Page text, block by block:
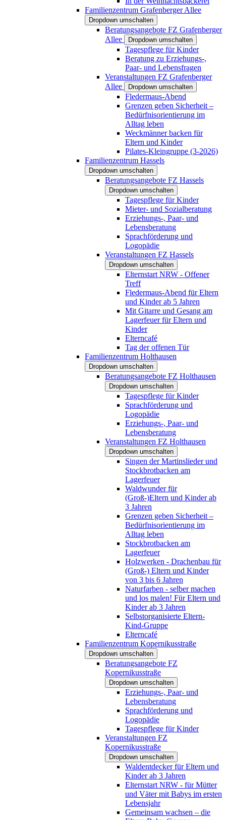
Familienzentrum Grafenberger Allee
Dropdown umschalten
Beratungsangebote FZ Grafenberger
Allee
Dropdown umschalten
Tagespflege für Kinder
Beratung zu Erziehungs-,
Paar- und Lebensfragen
Veranstaltungen FZ Grafenberger
Allee
Dropdown umschalten
Fledermaus-Abend
Grenzen geben Sicherheit –
Bedürfnisorientierung im
Alltag leben
Weckmänner backen für
Eltern und Kinder
Pilates-Kleingruppe (3-2026)
Familienzentrum Hassels
Dropdown umschalten
Beratungsangebote FZ Hassels
Dropdown umschalten
Tagespflege für Kinder
Mieter- und Sozialberatung
Erziehungs-, Paar- und
Lebensberatung
Sprachförderung und
Logopädie
Veranstaltungen FZ Hassels
Dropdown umschalten
Elternstart NRW - Offener
Treff
Fledermaus-Abend für Eltern
und Kinder ab 5 Jahren
Mit Gitarre und Gesang am
Lagerfeuer für Eltern und
Kinder
Elterncafé
Tag der offenen Tür
Familienzentrum Holthausen
Dropdown umschalten
Beratungsangebote FZ Holthausen
Dropdown umschalten
Tagespflege für Kinder
Sprachförderung und
Logopädie
Erziehungs-, Paar- und
Lebensberatung
Veranstaltungen FZ Holthausen
Dropdown umschalten
Singen der Martinslieder und
Stockbrotbacken am
Lagerfeuer
Waldwunder für
(Groß-)Eltern und Kinder ab
3 Jahren
Grenzen geben Sicherheit –
Bedürfnisorientierung im
Alltag leben
Stockbrotbacken am
Lagerfeuer
Holzwerken - Drachenbau für
(Groß-) Eltern und Kinder
von 3 bis 6 Jahren
Naturfarben - selber machen
und los malen! Für Eltern und
Kinder ab 3 Jahren
Selbstorganisierte Eltern-
Kind-Gruppe
Elterncafé
Familienzentrum Kopernikusstraße
Dropdown umschalten
Beratungsangebote FZ
Kopernikusstraße
Dropdown umschalten
Erziehungs-, Paar- und
Lebensberatung
Sprachförderung und
Logopädie
Tagespflege für Kinder
Veranstaltungen FZ
Kopernikusstraße
Dropdown umschalten
Waldentdecker für Eltern und
Kinder ab 3 Jahren
Elternstart NRW - für Mütter
und Väter mit Babys im ersten
Lebensjahr
Gemeinsam wachsen – die